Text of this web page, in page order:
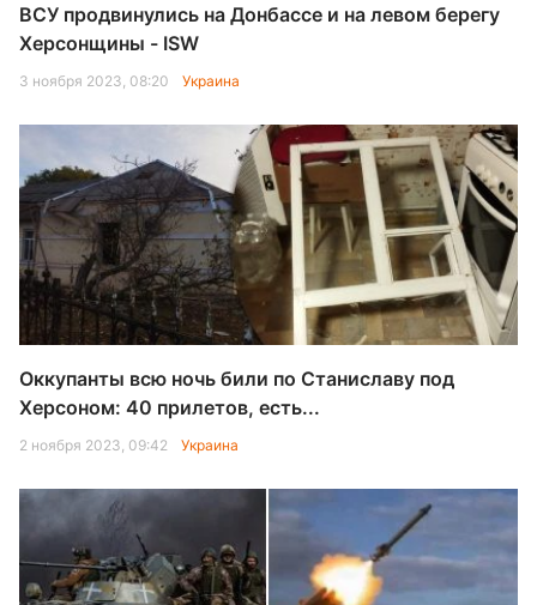
ВСУ продвинулись на Донбассе и на левом берегу
Херсонщины - ISW
3 ноября 2023, 08:20 Украина
Оккупанты всю ночь били по Станиславу под
Херсоном: 40 прилетов, есть...
2 ноября 2023, 09:42 Украина